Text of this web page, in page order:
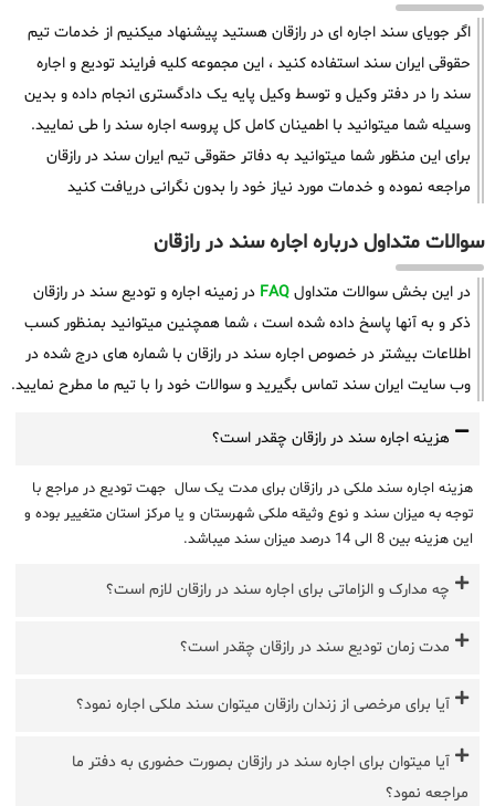
اگر جویای سند اجاره ای در رازقان هستید پیشنهاد میکنیم از خدمات تیم
حقوقی ایران سند استفاده کنید ، این مجموعه کلیه فرایند تودیع و اجاره
سند را در دفتر وکیل و توسط وکیل پایه یک دادگستری انجام داده و بدین
وسیله شما میتوانید با اطمینان کامل کل پروسه اجاره سند را طی نمایید.
برای این منظور شما میتوانید به دفاتر حقوقی تیم ایران سند در رازقان
مراجعه نموده و خدمات مورد نیاز خود را بدون نگرانی دریافت کنید
سوالات متداول درباره اجاره سند در رازقان
در این بخش سوالات متداول FAQ در زمینه اجاره و تودیع سند در رازقان
ذکر و به آنها پاسخ داده شده است ، شما همچنین میتوانید بمنظور کسب
اطلاعات بیشتر در خصوص اجاره سند در رازقان با شماره های درج شده در
وب سایت ایران سند تماس بگیرید و سوالات خود را با تیم ما مطرح نمایید.
هزینه اجاره سند در رازقان چقدر است؟
هزینه اجاره سند ملکی در رازقان برای مدت یک سال جهت تودیع در مراجع با
توجه به میزان سند و نوع وثیقه ملکی شهرستان و یا مرکز استان متغییر بوده و
این هزینه بین 8 الی 14 درصد میزان سند میباشد.
چه مدارک و الزاماتی برای اجاره سند در رازقان لازم است؟
مدت زمان تودیع سند در رازقان چقدر است؟
آیا برای مرخصی از زندان رازقان میتوان سند ملکی اجاره نمود؟
آیا میتوان برای اجاره سند در رازقان بصورت حضوری به دفتر ما
مراجعه نمود؟